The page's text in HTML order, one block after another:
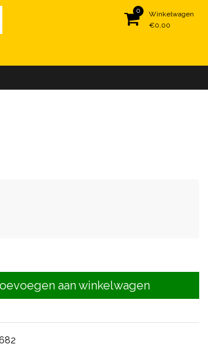
0
Winkelwagen
€0,00
aan winkelwagen